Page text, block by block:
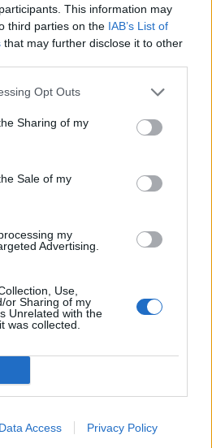
This information may
third parties on the IAB’s List of
that may further disclose it to other
Opt Outs
Sharing of my
Sale of my
my
Advertising.
Use,
or Sharing of my
Unrelated with the
was collected.
Data Access Privacy Policy
Pritje madhështore në
Turqi, 25 mijë tifozë
presin Mohamed Salahun
Shakaja e Modrić për
transplantin e flokëve të
Calhanoglut bëhet virale
Revolta qytetare hyn sot në
vendosur deri në dorëheqjen e